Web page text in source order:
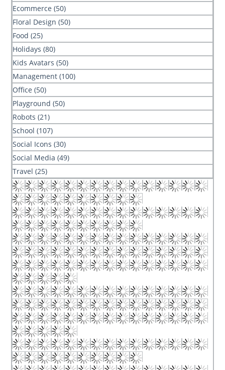
Ecommerce (50)
Floral Design (50)
Food (25)
Holidays (80)
Kids Avatars (50)
Management (100)
Office (50)
Playground (50)
Robots (21)
School (107)
Social Icons (30)
Social Media (49)
Travel (25)